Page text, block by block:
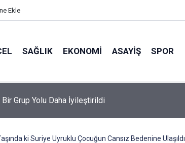
Ekle
SAĞLIK EKONOMI ASAYIŞ SPOR
Bir Grup Yolu Daha İyileştirildi
ki Suriye Uyruklu Çocuğun Cansız Bedenine Ulaşıldı